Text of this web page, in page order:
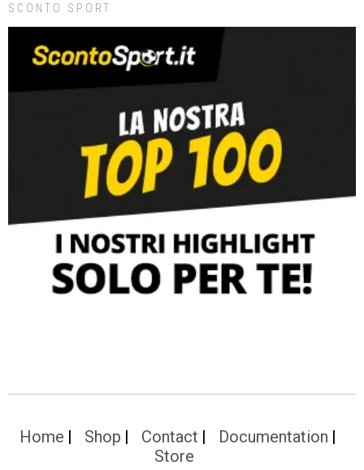
SCONTO SPORT
Home Shop Contact
Documentation
Store